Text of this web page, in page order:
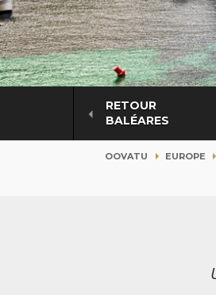
RETOUR
BALÉARES
OOVATU EUROPE